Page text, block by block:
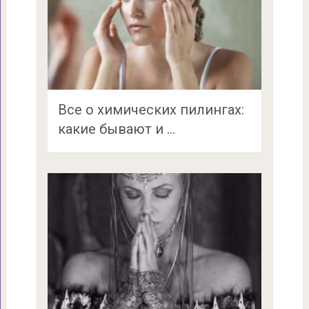
Все о химических пилингах:
какие бывают и …